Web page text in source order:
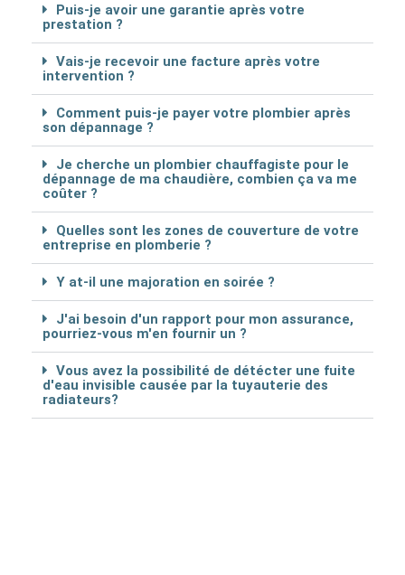
Puis-je avoir une garantie après votre
prestation ?
Vais-je recevoir une facture après votre
intervention ?
Comment puis-je payer votre plombier après
son dépannage ?
Je cherche un plombier chauffagiste pour le
dépannage de ma chaudière, combien ça va me
coûter ?
Quelles sont les zones de couverture de votre
entreprise en plomberie ?
Y at-il une majoration en soirée ?
J'ai besoin d'un rapport pour mon assurance,
pourriez-vous m'en fournir un ?
Vous avez la possibilité de détécter une fuite
d'eau invisible causée par la tuyauterie des
radiateurs?